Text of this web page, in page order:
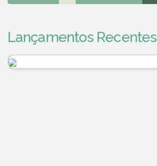
Lançamentos Recentes